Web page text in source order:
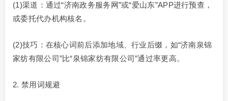
(1)渠道：通过“济南政务服务网”或“爱山东”APP进行预查，
或委托代办机构核名。
(2)技巧：在核心词前后添加地域、行业后缀，如“济南泉锦
家纺有限公司”比“泉锦家纺有限公司”通过率更高。
2. 禁用词规避